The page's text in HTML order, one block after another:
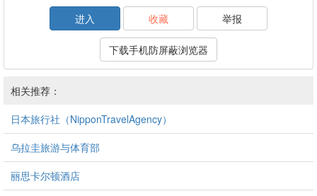
进入
收藏 举报
下载手机防屏蔽浏览器
相关推荐：
日本旅行社（NipponTravelAgency）
乌拉圭旅游与体育部
丽思卡尔顿酒店